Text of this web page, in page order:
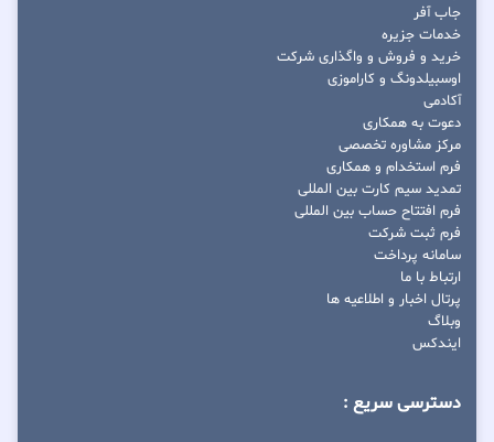
جاب آفر
خدمات جزیره
خرید و فروش و واگذاری شرکت
اوسبیلدونگ و کاراموزی
آکادمی
دعوت به همکاری
مرکز مشاوره تخصصی
فرم استخدام و همکاری
تمدید سیم کارت بین المللی
فرم افتتاح حساب بین المللی
فرم ثبت شرکت
سامانه پرداخت
ارتباط با ما
پرتال اخبار و اطلاعیه ها
وبلاگ
ایندکس
دسترسی سریع :